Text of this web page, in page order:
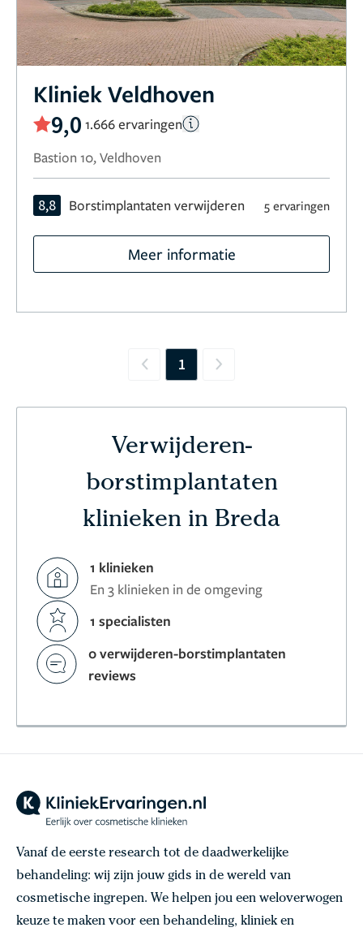
Kliniek Veldhoven
9,0 1.666 ervaringen
Bastion 10, Veldhoven
8,8 Borstimplantaten verwijderen 5 ervaringen
Meer informatie
Previous
1 Next
Verwijderen-
borstimplantaten
klinieken in Breda
1 klinieken
En 3 klinieken in de omgeving
1 specialisten
0 verwijderen-borstimplantaten
reviews
Vanaf de eerste research tot de daadwerkelijke
behandeling: wij zijn jouw gids in de wereld van
cosmetische ingrepen. We helpen jou een weloverwogen
keuze te maken voor een behandeling, kliniek en